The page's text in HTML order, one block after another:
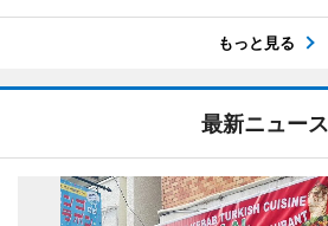
もっと見る
最新ニュース